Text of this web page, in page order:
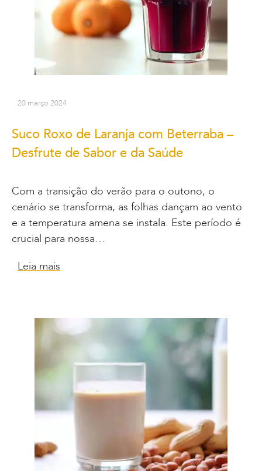
20 março 2024
Suco Roxo de Laranja com Beterraba –
Desfrute de Sabor e da Saúde
Com a transição do verão para o outono, o
cenário se transforma, as folhas dançam ao vento
e a temperatura amena se instala. Este período é
crucial para nossa…
Leia mais